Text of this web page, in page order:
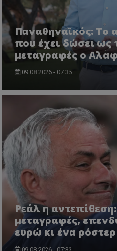
Παναθηναϊκός: Το
που έχει δώσει ως
μεταγραφές ο
09.08.2026 - 07:35
Ρεάλ η
μεταγραφές,
ευρώ κι ένα
09.08.2026 - 07:33